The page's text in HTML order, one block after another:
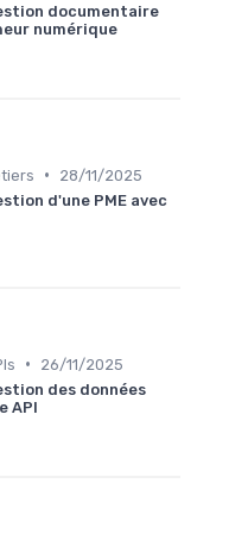
documentaire
numérique
•
28/11/2025
d'une PME avec
•
26/11/2025
des données
API